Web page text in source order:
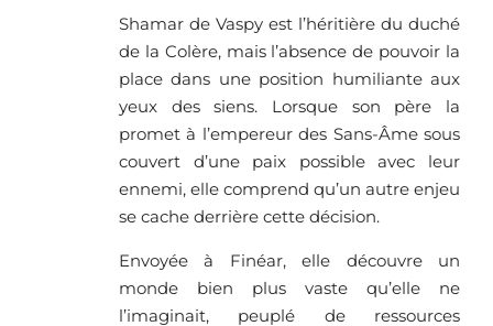
Shamar de Vaspy est l’héritière du duché
de la Colère, mais l’absence de pouvoir la
place dans une position humiliante aux
yeux des siens. Lorsque son père la
promet à l’empereur des Sans-Âme sous
couvert d’une paix possible avec leur
ennemi, elle comprend qu’un autre enjeu
se cache derrière cette décision.
Envoyée à Finéar, elle découvre un
monde bien plus vaste qu’elle ne
l’imaginait, peuplé de ressources